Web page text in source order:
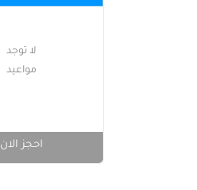
لا توجد
مواعيد
احجز الان